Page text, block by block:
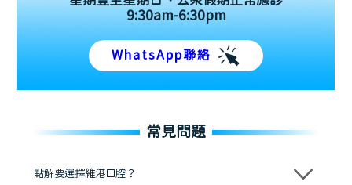
9:30am-6:30pm
WhatsApp聯絡
常見問題
點解要選擇維港口腔？